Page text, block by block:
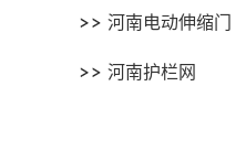
河南电动伸缩门
河南护栏网